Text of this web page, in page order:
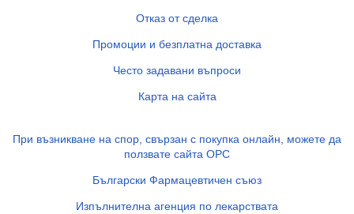
Отказ от сделка
Промоции и безплатна доставка
Често задавани въпроси
Карта на сайта
При възникване на спор, свързан с покупка онлайн, можете да
ползвате сайта ОРС
Български Фармацевтичен съюз
Изпълнителна агенция по лекарствата